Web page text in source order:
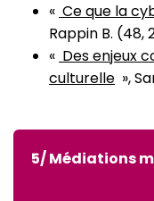
« Ce que la
Rappin B. (48,
« Des enjeux
culturelle »,
5/ Médiations